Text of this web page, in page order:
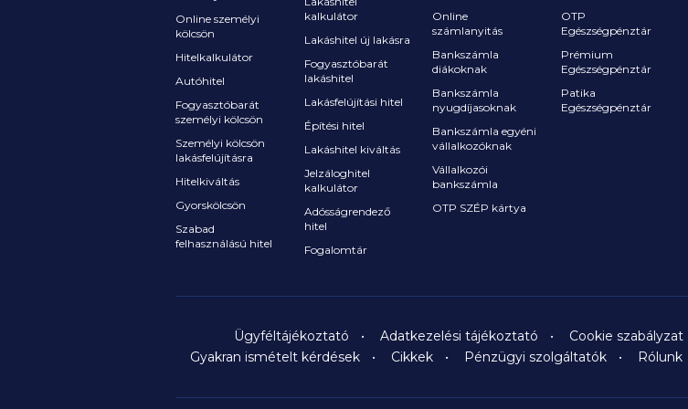
Online személyi
kölcsön
Hitelkalkulátor
Autóhitel
Fogyasztóbarát
személyi kölcsön
Személyi kölcsön
lakásfelújításra
Hitelkiváltás
Gyorskölcsön
Szabad
felhasználású hitel
kalkulátor
Lakáshitel új lakásra
Fogyasztóbarát
lakáshitel
Lakásfelújítási hitel
Építési hitel
Lakáshitel kiváltás
Jelzáloghitel
kalkulátor
Adósságrendező
hitel
Fogalomtár
Online
számlanyitás
Bankszámla
diákoknak
Bankszámla
nyugdíjasoknak
Bankszámla egyéni
vállalkozóknak
Vállalkozói
bankszámla
OTP SZÉP kártya
OTP
Egészségpénztár
Prémium
Egészségpénztár
Patika
Egészségpénztár
Ügyféltájékoztató Adatkezelési tájékoztató Cookie szabályzat
Gyakran ismételt kérdések
Cikkek Pénzügyi szolgáltatók Rólunk